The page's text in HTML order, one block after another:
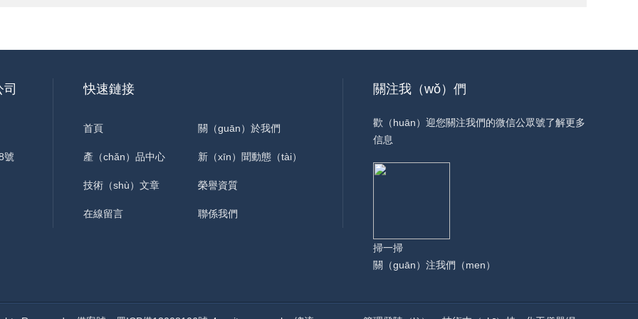
號
快速鏈接
首頁 關（guān）於我們
產（chǎn）品中心 新（xīn）聞動態（tài）
技術（shù）文章 榮譽資質
在線留言 聯係我們
關注我（wǒ）們
歡（huān）迎您關注我們的微信公眾號了解更多
信息
掃一掃
關（guān）注我們（men）